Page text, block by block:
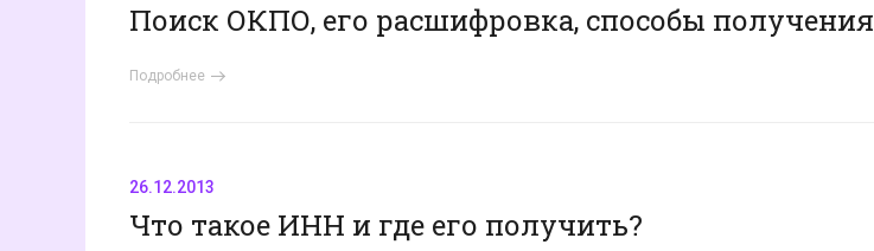
Поиск ОКПО, его расшифровка, способы получения
Подробнее
26.12.2013
Что такое ИНН и где его получить?